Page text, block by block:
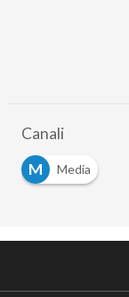
Canali
M
Media